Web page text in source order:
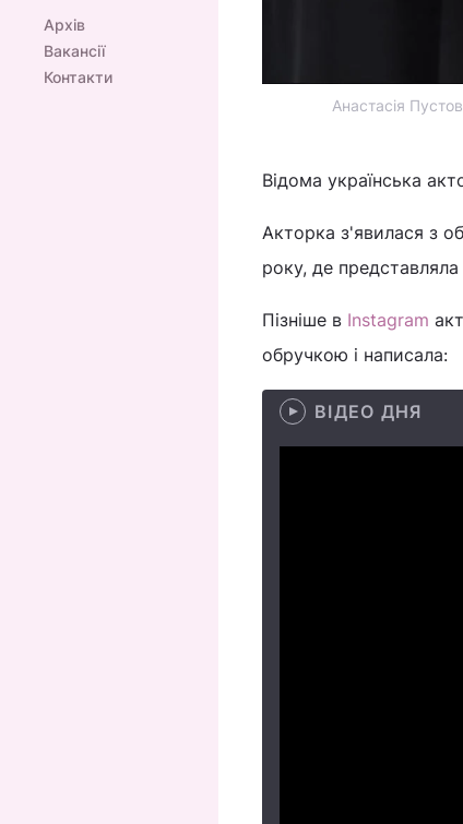
Архів
Вакансії
Контакти
Анастасія
Відома українська
Акторка з'явилася з
року, де представляла
Пізніше в Instagram
обручкою і написала:
ВІДЕО ДНЯ